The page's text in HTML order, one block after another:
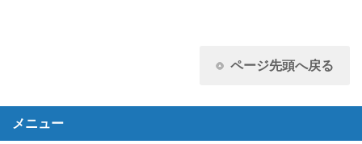
ページ先頭へ戻る
メニュー